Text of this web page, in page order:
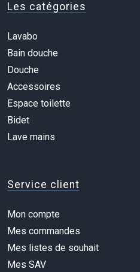
Les catégories
Lavabo
Bain douche
Douche
Accessoires
Espace toilette
Bidet
Lave mains
Service client
Mon compte
Mes commandes
Mes listes de souhait
Mes SAV